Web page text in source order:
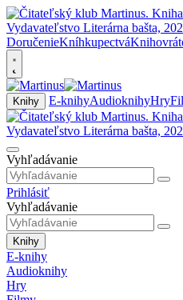
DoručenieKníhkupectvá
Knihy E-knihyAudioknihyHry
Vyhľadávanie
Prihlásiť
Vyhľadávanie
Knihy
E-knihy
Audioknihy
Hry